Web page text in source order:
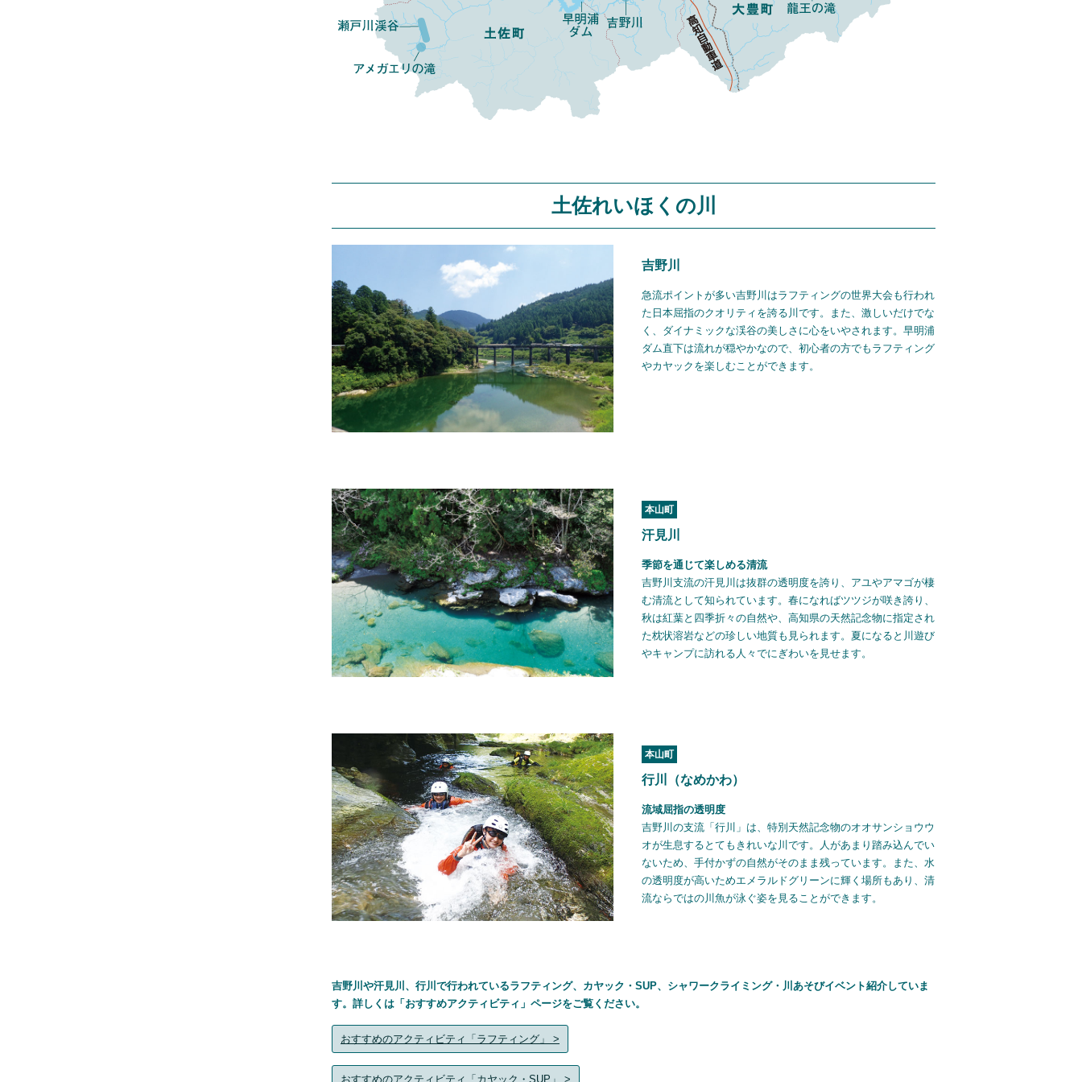
土佐れいほくの川
吉野川
急流ポイントが多い吉野川はラフティングの世界大会も行われ
た日本屈指のクオリティを誇る川です。また、激しいだけでな
く、ダイナミックな渓谷の美しさに心をいやされます。早明浦
ダム直下は流れが穏やかなので、初心者の方でもラフティング
やカヤックを楽しむことができます。
本山町
汗見川
季節を通じて楽しめる清流
吉野川支流の汗見川は抜群の透明度を誇り、アユやアマゴが棲
む清流として知られています。春になればツツジが咲き誇り、
秋は紅葉と四季折々の自然や、高知県の天然記念物に指定され
た枕状溶岩などの珍しい地質も見られます。夏になると川遊び
やキャンプに訪れる人々でにぎわいを見せます。
本山町
行川（なめかわ）
流域屈指の透明度
吉野川の支流「行川」は、特別天然記念物のオオサンショウウ
オが生息するとてもきれいな川です。人があまり踏み込んでい
ないため、手付かずの自然がそのまま残っています。また、水
の透明度が高いためエメラルドグリーンに輝く場所もあり、清
流ならではの川魚が泳ぐ姿を見ることができます。
吉野川や汗見川、行川で行われているラフティング、カヤック・SUP、シャワークライミング・川あそびイベント紹介していま
す。詳しくは「おすすめアクティビティ」ページをご覧ください。
おすすめのアクティビティ「ラフティング」 >
おすすめのアクティビティ「カヤック・SUP」 >